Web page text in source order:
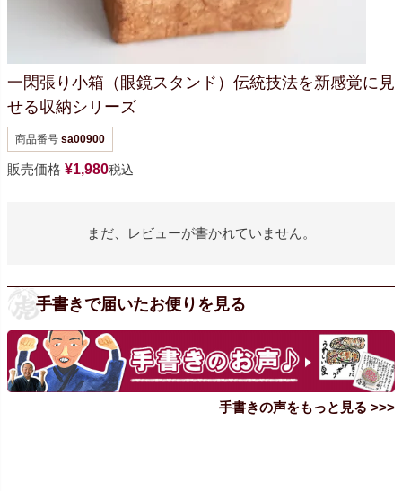
一閑張り小箱（眼鏡スタンド） 伝統技法を新感覚に 見
せる収納シリーズ
商品番号 sa00900
販売価格 ¥1,980税込
まだ、レビューが書かれていません。
手書きで届いたお便りを見る
手書きの声をもっと見る >>>